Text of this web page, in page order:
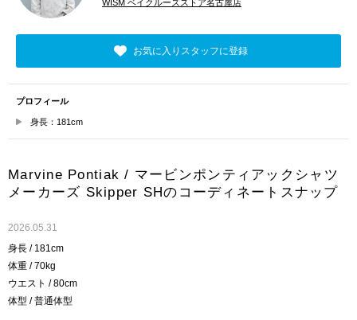
WISM ベイクルーズストア名古屋店
お気に入りスタッフに登録
プロフィール
身長：181cm
Marvine Pontiak / マービンポンティアックシャツ
メーカーズ Skipper SHのコーディネートスナップ
2026.05.31
身長 / 181cm
体重 / 70kg
ウエスト / 80cm
体型 / 普通体型